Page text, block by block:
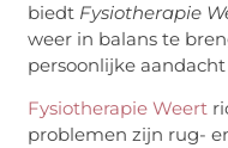
biedt Fysiotherapie
weer in balans te
persoonlijke
Fysiotherapie Weert
problemen zijn rug-